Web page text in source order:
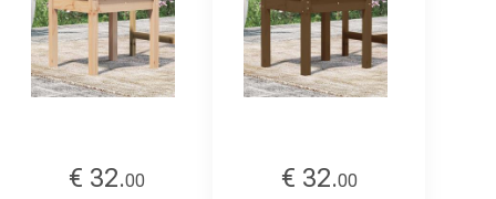
€ 32.00
€ 32.00